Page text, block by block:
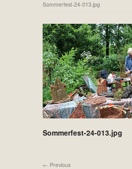
Sommerfest-24-013.jpg
Sommerfest-24-013.jpg
Previous